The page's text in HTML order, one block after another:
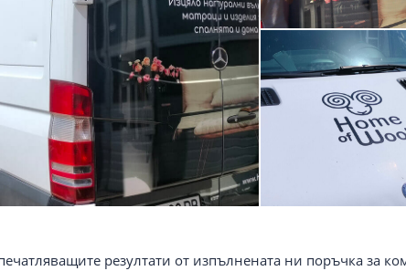
резултати от изпълнената ни поръчка за